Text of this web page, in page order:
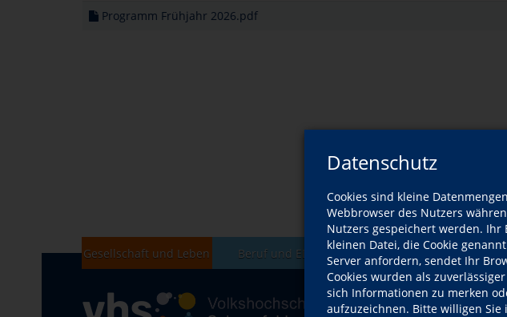
Datenschutz
Cookies sind kleine
Webbrowser des Nutzers
Nutzers gespeichert werden.
kleinen Datei, die Cookie
Server anfordern, sendet Ihr
Cookies wurden als
sich Informationen zu merken
aufzuzeichnen. Bitte willigen Sie
Programm Frühjahr 2026.pdf
Gesellschaft und Leben Beruf und EDV Sprachen und
Verständigung